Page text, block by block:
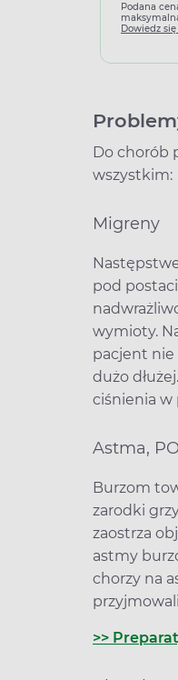
Podana
Dowiedz
Do chorób
wszystkim:
Migreny
pod
wymioty.
pacjent nie
dużo
ciśnienia w
Astma,
Burzom
zarodki
zaostrza
astmy
chorzy na
>>